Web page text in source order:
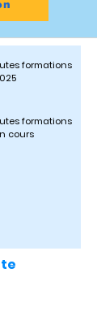
formations
formations
cours